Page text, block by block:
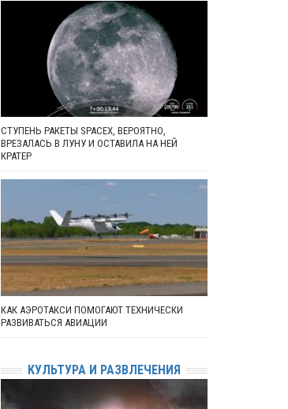
СТУПЕНЬ РАКЕТЫ SPACEX, ВЕРОЯТНО,
ВРЕЗАЛАСЬ В ЛУНУ И ОСТАВИЛА НА НЕЙ
КРАТЕР
КАК АЭРОТАКСИ ПОМОГАЮТ ТЕХНИЧЕСКИ
РАЗВИВАТЬСЯ АВИАЦИИ
КУЛЬТУРА И РАЗВЛЕЧЕНИЯ